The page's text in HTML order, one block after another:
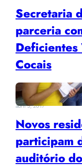
Secretaria
parceria
Deficientes
Cocais
abril 3, 2017
Novos
participam
auditório